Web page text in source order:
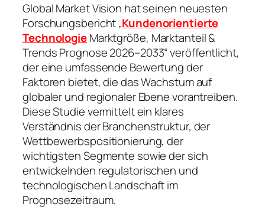
Global Market Vision hat seinen neuesten
Forschungsbericht „Kundenorientierte
TechnologieMarktgröße, Marktanteil &
Trends Prognose 2026–2033“ veröffentlicht,
der eine umfassende Bewertung der
Faktoren bietet, die das Wachstum auf
globaler und regionaler Ebene vorantreiben.
Diese Studie vermittelt ein klares
Verständnis der Branchenstruktur, der
Wettbewerbspositionierung, der
wichtigsten Segmente sowie der sich
entwickelnden regulatorischen und
technologischen Landschaft im
Prognosezeitraum.